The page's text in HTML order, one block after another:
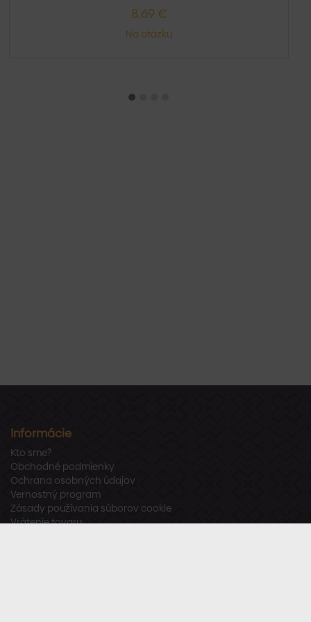
8,69 €
Na otázku
Informácie
Kto sme?
Obchodné podmienky
Ochrana osobných údajov
Vernostný program
Zásady používania súborov cookie
Vrátenie tovaru